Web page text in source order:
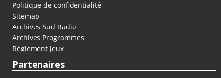
Politique de confidentialité
Sitemap
Archives Sud Radio
Archives Programmes
Règlement jeux
Partenaires